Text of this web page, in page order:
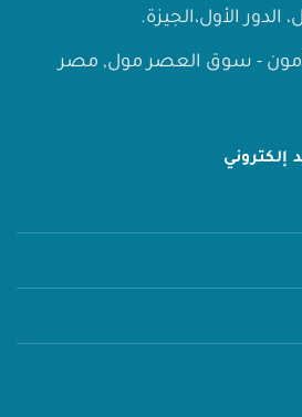
الأول،الجيزة.
- سوق العصر مول, مصر
إلكتروني